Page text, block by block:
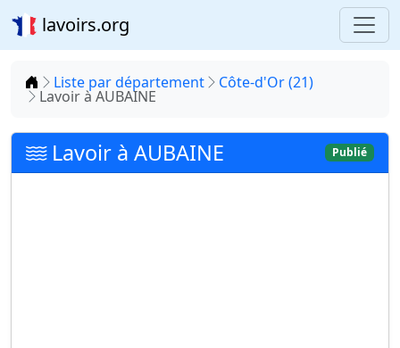
lavoirs.org
Accueil
Liste par département Côte-d'Or (21)
Lavoir à AUBAINE
Lavoir à AUBAINE Publié